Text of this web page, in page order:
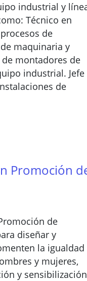
industrial y
Técnico en
de
maquinaria y
montadores de
industrial. Jefe
de
Promoción
de
diseñar y
la igualdad
y mujeres,
y